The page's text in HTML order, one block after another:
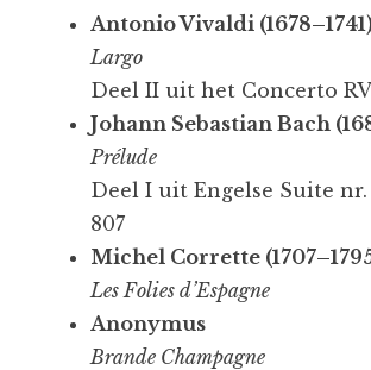
Antonio Vivaldi
Largo
Deel II uit het Concerto RV
Johann Sebastian Bach
Prélude
Deel I uit Engelse Suite nr.
807
Michel Corrette
Les Folies d’Espagne
Anonymus
Brande Champagne